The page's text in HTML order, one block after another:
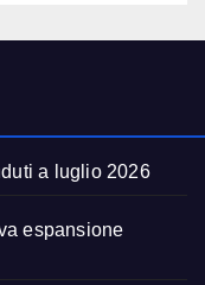
a luglio 2026
espansione